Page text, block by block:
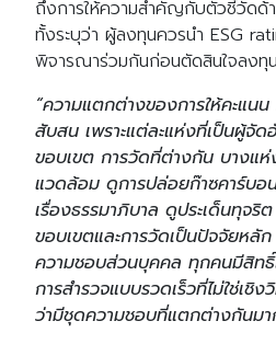
Search
for:
ถึงการให้ความสำคัญกับตัวชี้วัดด้
ทั้งระบุว่า ผู้ลงทุนควรนำ ESG
พิจารณาร่วมกันก่อนตัดสินใจลงทุน
“ความแตกต่างของการให้คะแนน
สับสน เพราะแต่ละแห่งที่เป็นผู้จั
ขอบเขต การวัดที่ต่างกัน บางแห่
แวดล้อม ดูการปล่อยก๊าซคาร์บอ
เรื่องธรรมาภิบาล ดูประเด็นทุจ
ขอบเขตและการวัดเป็นปัจจัยหลั
ความชอบส่วนบุคคล ทุกคนมีสิท
การสำรวจแบบรวดเร็วที่ไม่ใช่เชิ
ว่ามีชุดความชอบที่แตกต่างกันมา